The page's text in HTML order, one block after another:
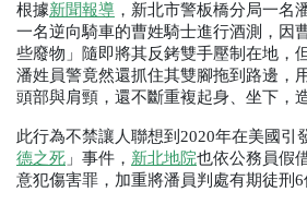
根據新聞報導 ，新北市警板橋分局一名
一名逆向騎車的曹姓騎士進行酒測，因
些廢物」隨即將其反銬雙手壓制在地，
潘姓員警竟然還抓住其雙腳拖到路邊，
頭部與肩頸，還不斷重複起身、坐下，
此行為不禁讓人聯想到 2020年在美國引
德之死 」事件， 新北地院也依公務員假
意犯傷害罪，加重將潘員判處有期徒刑6